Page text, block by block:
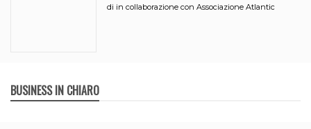
di in collaborazione con Associazione Atlantic
BUSINESS IN CHIARO